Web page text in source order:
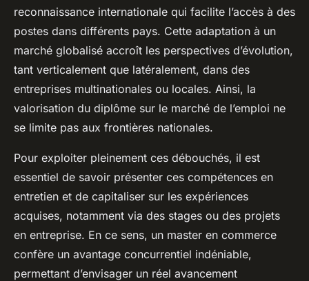
reconnaissance internationale qui facilite l’accès à des
postes dans différents pays. Cette adaptation à un
marché globalisé accroît les perspectives d’évolution,
tant verticalement que latéralement, dans des
entreprises multinationales ou locales. Ainsi, la
valorisation du diplôme sur le marché de l’emploi ne
se limite pas aux frontières nationales.
Pour exploiter pleinement ces débouchés, il est
essentiel de savoir présenter ces compétences en
entretien et de capitaliser sur les expériences
acquises, notamment via des stages ou des projets
en entreprise. En ce sens, un master en commerce
confère un avantage concurrentiel indéniable,
permettant d’envisager un réel avancement